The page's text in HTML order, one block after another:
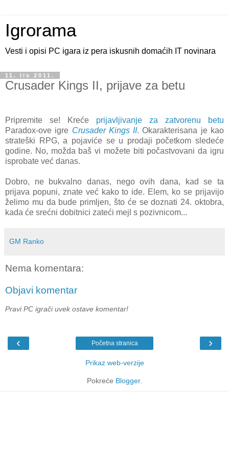
Igrorama
Vesti i opisi PC igara iz pera iskusnih domaćih IT novinara
11. lis 2011.
Crusader Kings II, prijave za betu
Pripremite se! Kreće prijavljivanje za zatvorenu betu
Paradox-ove igre Crusader Kings II. Okarakterisana je kao
strateški RPG, a pojaviće se u prodaji početkom sledeće
godine. No, možda baš vi možete biti počastvovani da igru
isprobate već danas.
Dobro, ne bukvalno danas, nego ovih dana, kad se ta
prijava popuni, znate već kako to ide. Elem, ko se prijavijo
želimo mu da bude primljen, što će se doznati 24. oktobra,
kada će srećni dobitnici zateći mejl s pozivnicom...
GM Ranko
Nema komentara:
Objavi komentar
Pravi PC igrači uvek ostave komentar!
‹ ›
Početna stranica
Prikaz web-verzije
Pokreće Blogger.